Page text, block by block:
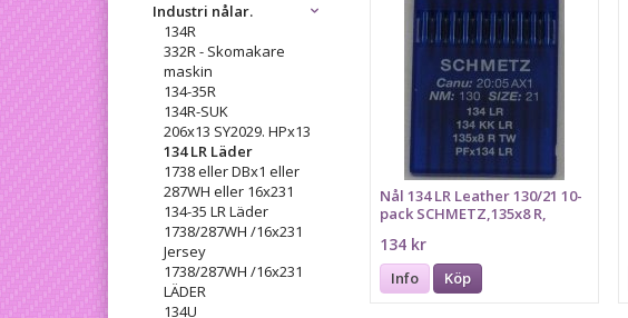
Industri nålar.
134R
332R - Skomakare
maskin
134-35R
134R-SUK
206x13 SY2029. HPx13
134 LR Läder
1738 eller DBx1 eller
287WH eller 16x231
134-35 LR Läder
1738/287WH /16x231
Jersey
1738/287WH /16x231
LÄDER
134U
Nål 134 LR Leather 130/21 10-
pack SCHMETZ,135x8 R,
134 kr
Info Köp